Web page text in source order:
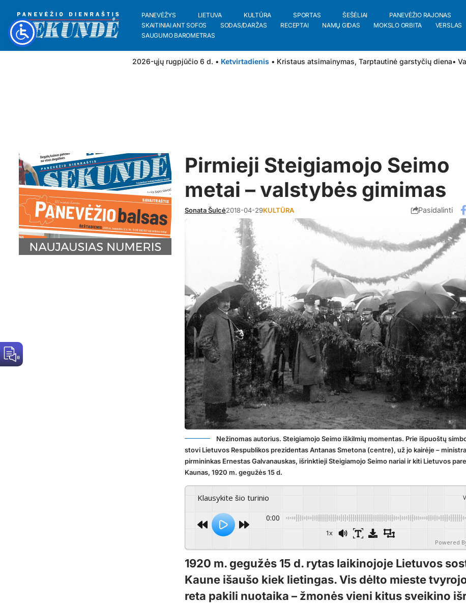
PANEVĖŽYS LIETUVA KULTŪRA SPORTAS ŠEŠĖLIAI PANEVĖŽIO RAJONAS
SKAITINIAI ANT SOFOS
SODAS/DARŽAS RECEPTAI NAMŲ GIDAS MOKSLO ORBITA VERSLAS
SAUGUMO BAROMETRAS
2026-ųjų rugpjūčio 6 d. • Ketvirtadienis • Kristaus atsimainymas, Tarptautinė garstyčių diena•
Pirmieji Steigiamojo Seimo
metai – valstybės gimimas
Sonata Šulcė2018-04-29KULTŪRA Pasidalinti
Nežinomas autorius. Steigiamojo Seimo iškilmių momentas. Prie išpuoštų
stovi Lietuvos Respublikos prezidentas Antanas Smetona (centre), už jo kairėje –
pirmininkas Ernestas Galvanauskas, išrinktieji Steigiamojo Seimo nariai ir kiti Lietuvos
Kaunas, 1920 m. gegužės 15 d.
Klausykite šio turinio
0:00
1x
Powered
1920 m. gegužės 15 d. rytas laikinojoje Lietuvos
Kaune išaušo kiek lietingas. Vis dėlto mieste
reta pakili nuotaika – žmonės vieni kitus sveikino